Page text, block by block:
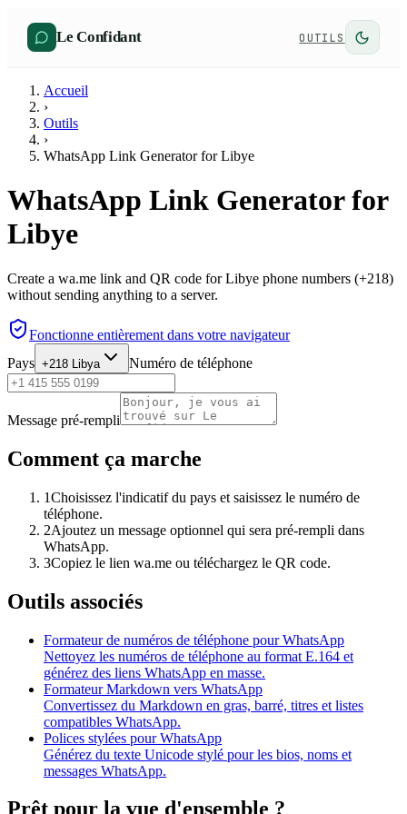
Le Confidant OUTILS
Accueil
›
Outils
›
WhatsApp Link Generator for Libye
WhatsApp Link Generator for
Libye
Create a wa.me link and QR code for Libye phone numbers (+218)
without sending anything to a server.
Fonctionne entièrement dans votre navigateur
Pays +218 Libya Numéro de téléphone
Message pré-rempli
Comment ça marche
1Choisissez l'indicatif du pays et saisissez le numéro de
téléphone.
2Ajoutez un message optionnel qui sera pré-rempli dans
WhatsApp.
3Copiez le lien wa.me ou téléchargez le QR code.
Outils associés
Formateur de numéros de téléphone pour WhatsApp
Nettoyez les numéros de téléphone au format E.164 et
générez des liens WhatsApp en masse.
Formateur Markdown vers WhatsApp
Convertissez du Markdown en gras, barré, titres et listes
compatibles WhatsApp.
Polices stylées pour WhatsApp
Générez du texte Unicode stylé pour les bios, noms et
messages WhatsApp.
Prêt pour la vue d'ensemble ?